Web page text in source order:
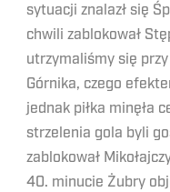
sytuacji znalazł się
chwili zablokował
utrzymaliśmy się
Górnika, czego
jednak piłka minęła
strzelenia gola byli
zablokował
40. minucie Żubry